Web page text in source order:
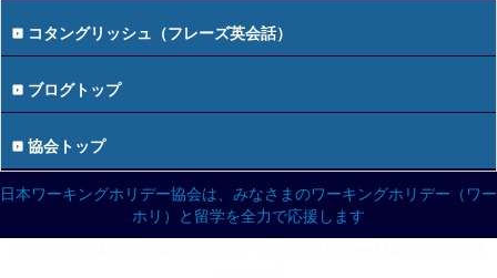
コタングリッシュ（フレーズ英会話）
ブログトップ
協会トップ
日本ワーキングホリデー協会は、みなさまのワーキングホリデー（ワー
ホリ）と留学を全力で応援します